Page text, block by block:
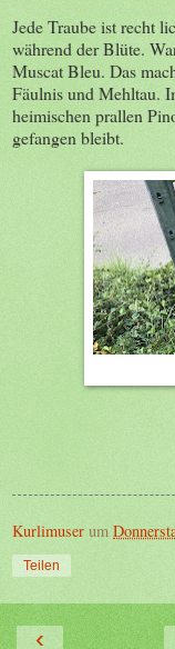
Jede Traube ist recht
während der Blüte.
Muscat Bleu. Das
Fäulnis und Mehltau.
heimischen prallen
gefangen bleibt.
Kurlimuser um
Teilen
‹